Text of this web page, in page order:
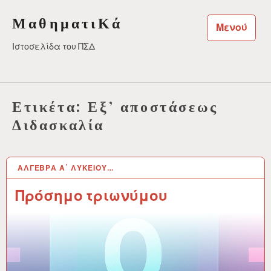
στο
περιεχόμενο
ΜαθηματιΚά
Ιστοσελίδα του ΠΣΔ
Μενού
Ετικέτα:Εξ’ αποστάσεως
Διδασκαλία
ΆΛΓΕΒΡΑ Α΄ ΛΥΚΕΊΟΥ…
Πρόσημο τριωνύμου
24 ΑΥΓ 2025